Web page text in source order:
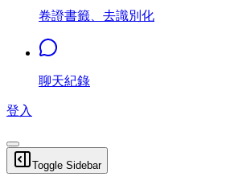
卷證書籤、去識別化
聊天紀錄
登入
Toggle Sidebar